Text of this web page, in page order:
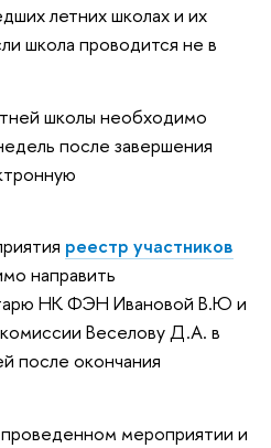
летних школах и их
школа проводится не в
школы необходимо
после завершения
реестр участников
направить
НК ФЭН Ивановой В.Ю и
Веселову Д.А. в
после окончания
мероприятии и